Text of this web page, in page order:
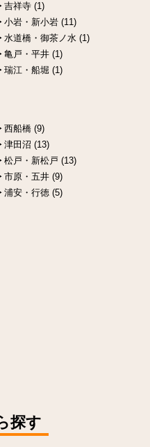
吉祥寺 (1)
小岩・新小岩 (11)
水道橋・御茶ノ水 (1)
亀戸・平井 (1)
瑞江・船堀 (1)
西船橋 (9)
津田沼 (13)
松戸・新松戸 (13)
市原・五井 (9)
浦安・行徳 (5)
探す